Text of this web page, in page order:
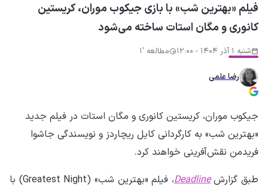
فیلم «بهترین شب» با بازی جیکوب موران، کریستین
کانوری و مگان استات ساخته می‌شود
شنبه 1 آذر 1404 - 12:00 مطالعه '1
رضا علمی
جیکوب موران، کریستین کانوری و مگان استات در فیلم جدید
«بهترین شب» به کارگردانی کایل ریچاردز و نویسندگی جاشوا
فریدمن نقش‌آفرینی خواهند کرد.
طبق گزارشDeadline
، فیلم «بهترین شب» (Greatest Night) با